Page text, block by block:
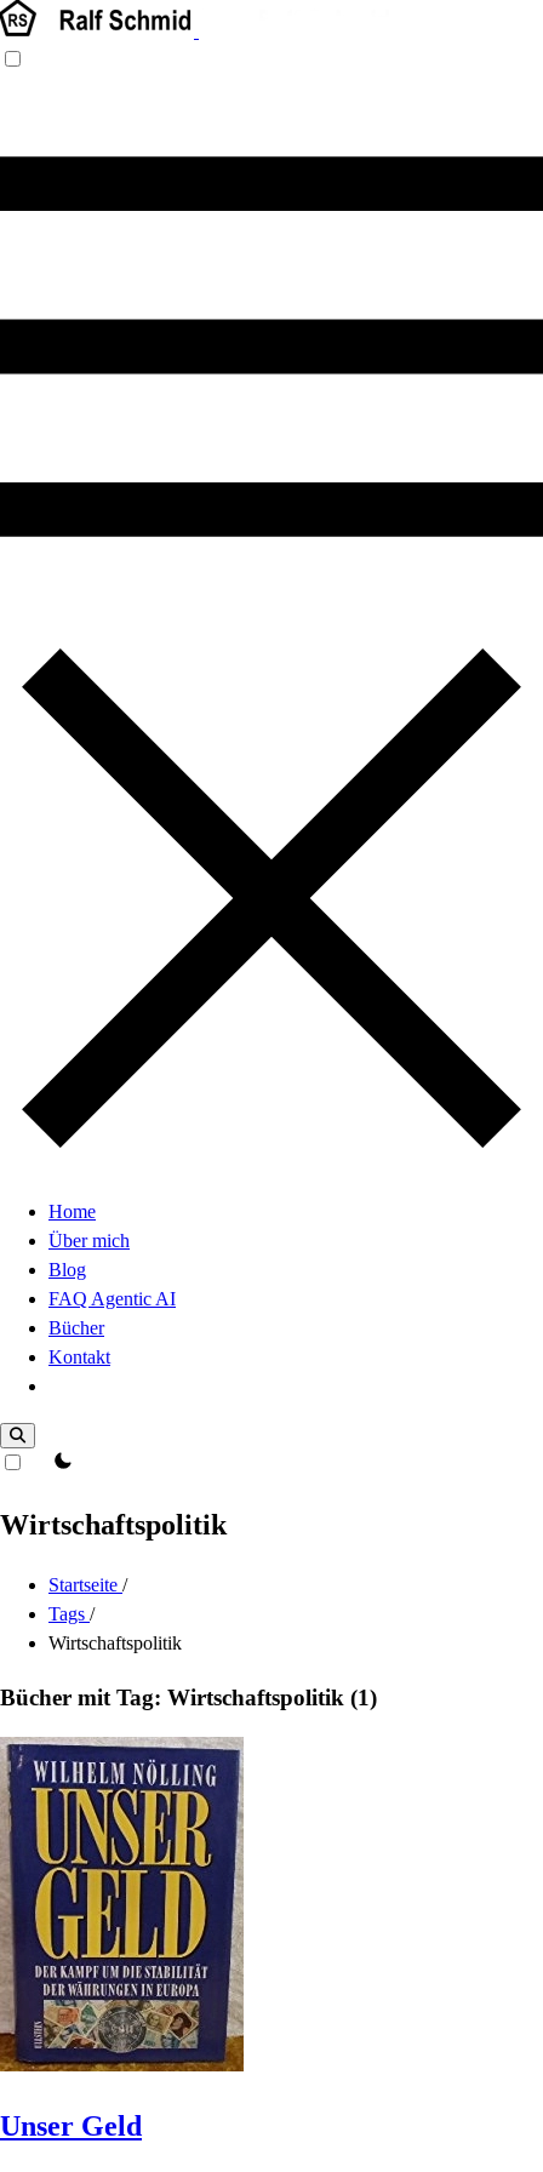
Home
Über mich
Blog
FAQ Agentic AI
Bücher
Kontakt
theme switcher
Wirtschaftspolitik
Startseite /
Tags /
Wirtschaftspolitik
Bücher mit Tag: Wirtschaftspolitik (1)
Unser Geld